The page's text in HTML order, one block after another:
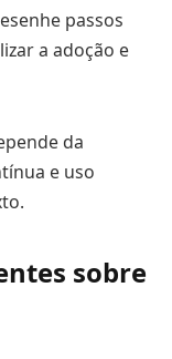
passos
a adoção e
da
e uso
sobre